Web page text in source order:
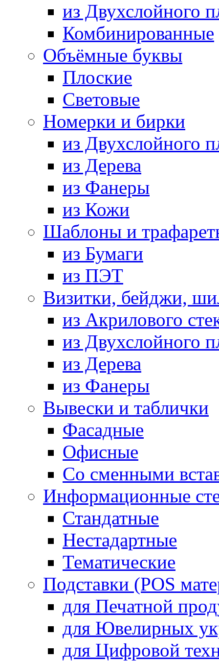
из Двухслойного
Комбинированные
Объёмные буквы
Плоские
Световые
Номерки и бирки
из Двухслойного
из Дерева
из Фанеры
из Кожи
Шаблоны и
из Бумаги
из ПЭТ
Визитки, бейджи,
из Акрилового
из Двухслойного
из Дерева
из Фанеры
Вывески и таблички
Фасадные
Офисные
Со сменными
Информационные
Стандатные
Нестадартные
Тематические
Подставки (POS
для Печатной
для Ювелирных
для Цифровой